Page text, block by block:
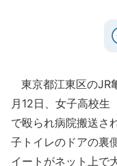
東京都江東区のJR
月12日、女子高校生
で殴られ病院搬送さ
子トイレのドアの裏
イートがネット上で